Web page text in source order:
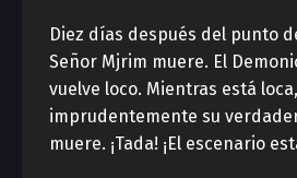
Diez días después del punto
Señor Mjrim muere. El
vuelve loco. Mientras está
imprudentemente su
muere. ¡Tada! ¡El escenario